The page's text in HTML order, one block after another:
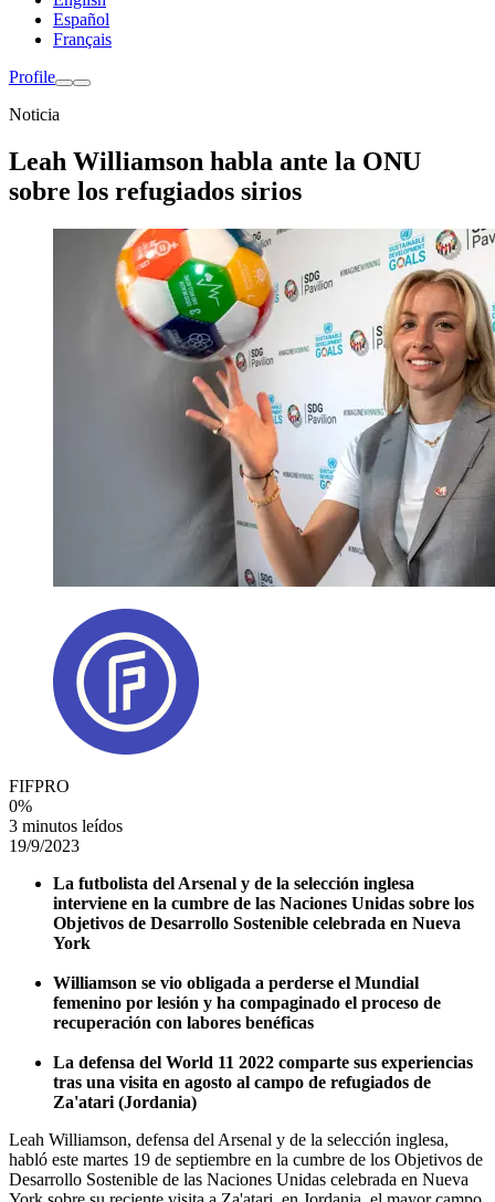
Español
Français
Profile
Noticia
Leah Williamson habla ante la ONU
sobre los refugiados sirios
FIFPRO
0%
3 minutos leídos
19/9/2023
La futbolista del Arsenal y de la selección inglesa
interviene en la cumbre de las Naciones Unidas sobre los
Objetivos de Desarrollo Sostenible celebrada en Nueva
York
Williamson se vio obligada a perderse el Mundial
femenino por lesión y ha compaginado el proceso de
recuperación con labores benéficas
La defensa del World 11 2022 comparte sus experiencias
tras una visita en agosto al campo de refugiados de
Za'atari (Jordania)
Leah Williamson, defensa del Arsenal y de la selección inglesa,
habló este martes 19 de septiembre en la cumbre de los Objetivos de
Desarrollo Sostenible de las Naciones Unidas celebrada en Nueva